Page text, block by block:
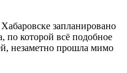
запланировано
по которой всё подобное
незаметно прошла мимо